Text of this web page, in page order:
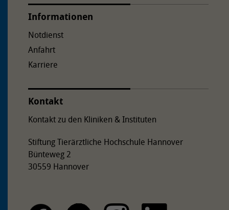
Informationen
Notdienst
Anfahrt
Karriere
Kontakt
Kontakt zu den Kliniken & Instituten
Stiftung Tierärztliche Hochschule Hannover
Bünteweg 2
30559 Hannover